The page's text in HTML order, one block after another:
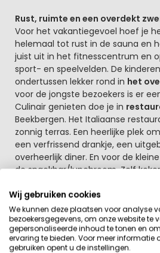
Rust, ruimte en een overdekt
Voor het vakantiegevoel hoef je
helemaal tot rust in de sauna en
juist uit in het fitnesscentrum en
sport- en speelvelden. De
ondertussen lekker rond in het
voor de jongste bezoekers is er
Culinair genieten doe je in
Beekbergen. Het Italiaanse
zonnig terras. Een heerlijke plek
een verfrissend drankje, een
overheerlijk diner. En voor de
de snackbar/lunchroom. Zelf
voor de dagelijkse
kleineparkwinkel. Voor grotere
in Beekbergen.
Wil je de omgeving verkennen?
De omliggende bossen bieden
Wij gebruiken cookies
We kunnen deze plaatsen voor analyse
bezoekersgegevens, om onze website te
gepersonaliseerde inhoud te tonen en
ervaring te bieden. Voor meer informatie
gebruiken opent u de instellingen.